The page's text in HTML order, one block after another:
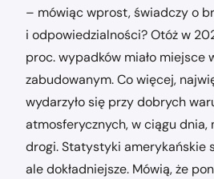
– mówiąc wprost, świadczy o
i odpowiedzialności? Otóż w
proc. wypadków miało miejsce
zabudowanym. Co więcej,
wydarzyło się przy dobrych
atmosferycznych, w ciągu
drogi. Statystyki amerykańskie
ale dokładniejsze. Mówią, że